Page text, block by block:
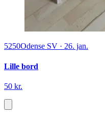
5250Odense SV · 26. jan.
Lille bord
50 kr.